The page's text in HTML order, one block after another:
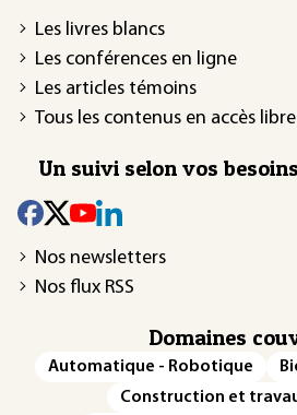
Les livres blancs
Les conférences en ligne
Les articles témoins
Tous les contenus en accès libre
Un suivi selon vos besoins
Nos newsletters
Nos flux RSS
Domaines
Automatique - Robotique
Construction et